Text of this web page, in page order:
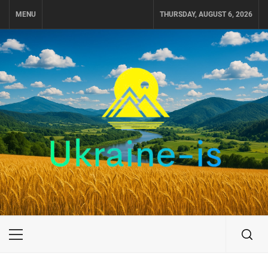
MENU THURSDAY, AUGUST 6, 2026
UKRAINE-IS
ПОДОРОЖI ПО УКРАЇНІ
Primary